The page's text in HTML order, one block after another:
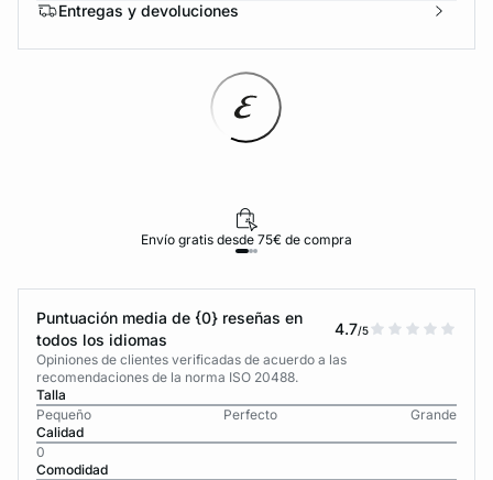
Entregas y devoluciones
Envío gratis desde 75€ de compra
Puntuación media de {0} reseñas en
todos los idiomas
4.7/5
Opiniones de clientes verificadas de acuerdo a las
recomendaciones de la norma ISO 20488.
Talla
Pequeño
Perfecto
Grande
Calidad
0
Comodidad